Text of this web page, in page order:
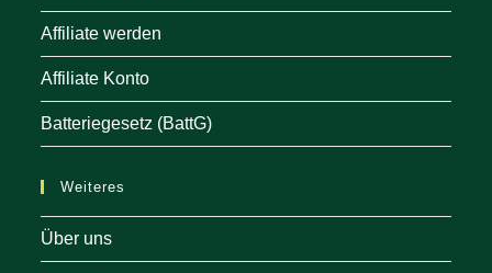
Affiliate werden
Affiliate Konto
Batteriegesetz (BattG)
Weiteres
Über uns